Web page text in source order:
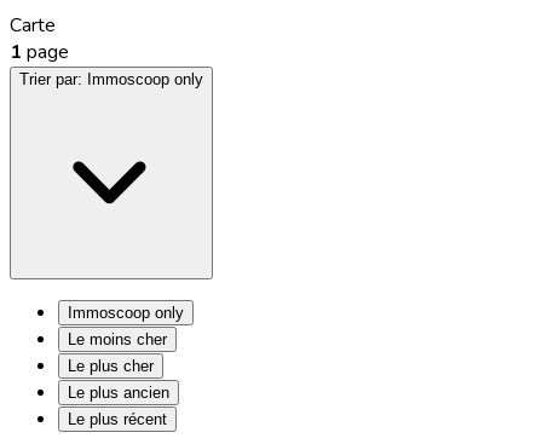
Carte
1 page
Trier par: Immoscoop only
Immoscoop only
Le moins cher
Le plus cher
Le plus ancien
Le plus récent